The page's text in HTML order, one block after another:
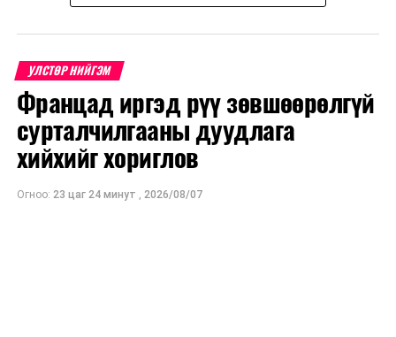
2026 оны 8 дугаар сарын 10–23-ны өдрүүдэд
E-Mongolia системээр бүртгэнэ.
Нэгдүгээр ангийн элсэлт
2026 оны 8 дугаар сарын 17–28-ны өдрүүдэд
E-Mongolia системээр бүртгэнэ.
УЛСТӨР НИЙГЭМ
Францад иргэд рүү зөвшөөрөлгүй
сурталчилгааны дуудлага
хийхийг хориглов
Огноо: 23 цаг 24 минут , 2026/08/07